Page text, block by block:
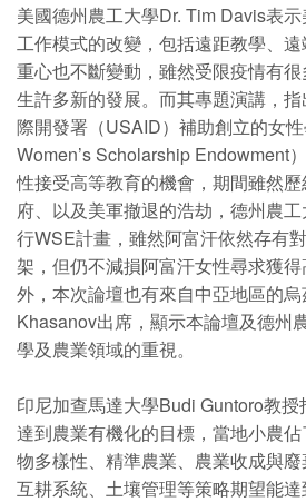
美國德州農工大學Dr. Tim Davis表示
工作模式的改變，包括遠距教學、
重心也不斷變動，雖然受限疫情有
生許多新的發展。而其專題演講，
際開發署（USAID）補助創立的女
Women’s Scholarship Endowment
性接受高等教育的機會，期間雖然
府、以及美軍撤退的浩劫，德州農
行WSE計畫，雖然阿富汗依然存有
架，但仍不減損阿富汗女性尋求獲
外，本次論壇也有來自中亞地區的
Khasanov出席，顯示本論壇及德州
學及農業領域的重視。
印尼加查馬達大學Budi Guntoro教
達到農業有機化的目標，當地小農
物多樣性、精準農業、農業收成與
互耕系統、土壤管理等策略期望能達